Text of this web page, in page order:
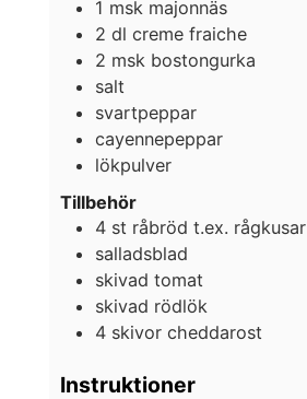
1 msk majonnäs
2 dl creme fraiche
2 msk bostongurka
salt
svartpeppar
cayennepeppar
lökpulver
Tillbehör
4 st råbröd t.ex. rågkusar
salladsblad
skivad tomat
skivad rödlök
4 skivor cheddarost
Instruktioner